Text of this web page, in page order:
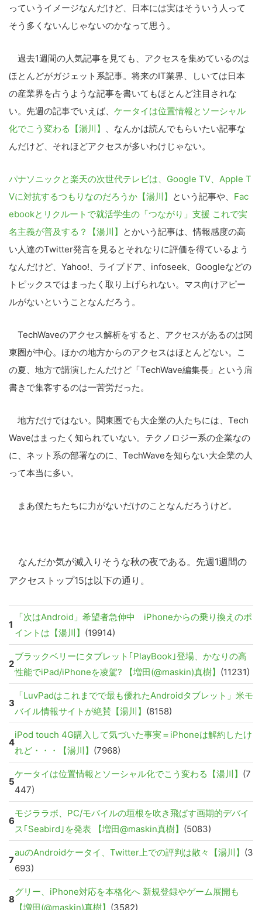
っていうイメージなんだけど、日本には実はそういう人って
そう多くないんじゃないのかなって思う。
過去1週間の人気記事を見ても、アクセスを集めているのは
ほとんどがガジェット系記事。将来のIT業界、しいては日本
の産業界を占うような記事を書いてもほとんど注目されな
い。先週の記事でいえば、 ケータイは位置情報とソーシャル
化でこう変わる【湯川】 、 なんかは読んでもらいたい記事な
んだけど、それほどアクセスが多いわけじゃない。
パナソニックと楽天の次世代テレビは、Google TV、Apple T
Vに対抗するつもりなのだろうか【湯川】 という記事や、 Fac
ebookとリクルートで就活学生の「つながり」支援 これで実
名主義が普及する？【湯川】 とかいう記事は、情報感度の高
い人達のTwitter発言を見るとそれなりに評価を得ているよう
なんだけど、Yahoo!、ライブドア、infoseek、Googleなどの
トピックスではまったく取り上げられない。マス向けアピー
ルがないということなんだろう。
TechWaveのアクセス解析をすると、アクセスがあるのは関
東圏が中心。ほかの地方からのアクセスはほとんどない。こ
の夏、地方で講演したんだけど「TechWave編集長」という肩
書きで集客するのは一苦労だった。
地方だけではない。関東圏でも大企業の人たちには、Tech
Waveはまったく知られていない。テクノロジー系の企業なの
に、ネット系の部署なのに、TechWaveを知らない大企業の人
って本当に多い。
まあ僕たちたちに力がないだけのことなんだろうけど。
なんだか気が滅入りそうな秋の夜である。先週1週間の
アクセストップ15は以下の通り。
1
「次はAndroid」希望者急伸中 iPhoneからの乗り換えのポ
イントは【湯川】 (19914)
2
ブラックベリーにタブレット｢PlayBook｣登場、かなりの高
性能でiPad/iPhoneを凌駕? 【増田(@maskin)真樹】 (11231)
3
「LuvPadはこれまでで最も優れたAndroidタブレット」米モ
バイル情報サイトが絶賛【湯川】 (8158)
4
iPod touch 4G購入して気づいた事実＝iPhoneは解約したけ
れど・・・【湯川】 (7968)
5
ケータイは位置情報とソーシャル化でこう変わる【湯川】 (7
447)
6
モジララボ、PC/モバイルの垣根を吹き飛ばす画期的デバイ
ス｢Seabird｣を発表 【増田@maskin真樹】 (5083)
7
auのAndroidケータイ、Twitter上での評判は散々【湯川】 (3
693)
8
グリー、iPhone対応を本格化へ 新規登録やゲーム展開も
【増田(@maskin)真樹】 (3582)
Block Data Bank